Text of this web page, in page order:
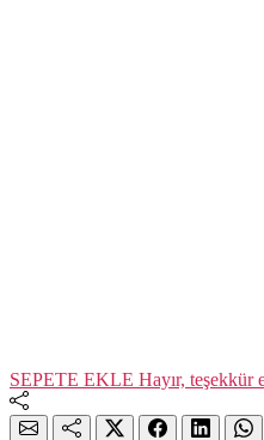
SEPETE EKLE Hayır, teşekkür